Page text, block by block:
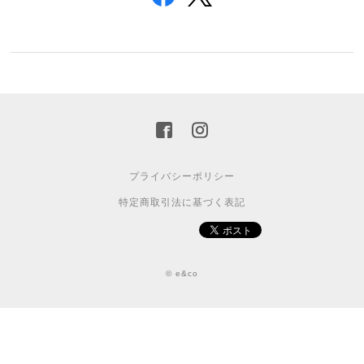
プライバシーポリシー
特定商取引法に基づく表記
© e&co